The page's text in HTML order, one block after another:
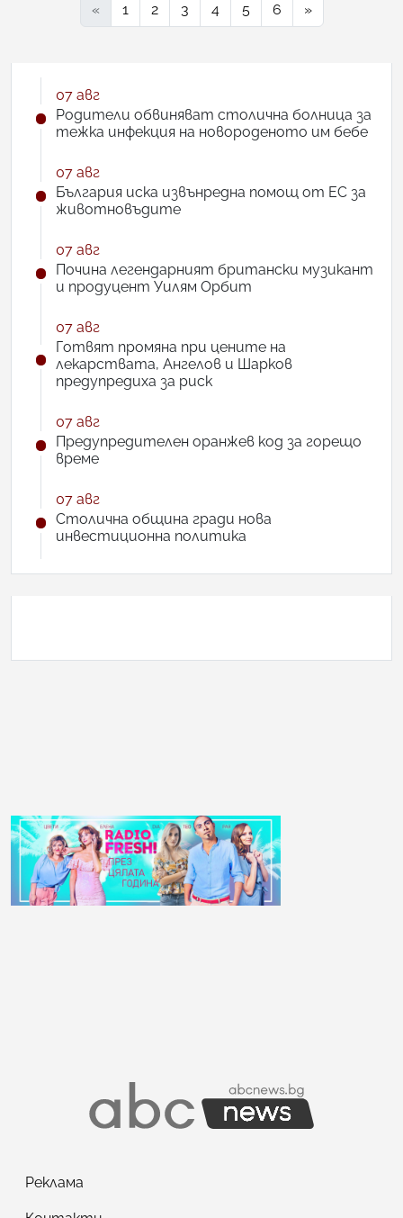
« 1 2 3 4 5 6 »
07 авг
Родители обвиняват столична болница за
тежка инфекция на новороденото им бебе
07 авг
България иска извънредна помощ от ЕС за
животновъдите
07 авг
Почина легендарният британски музикант
и продуцент Уилям Орбит
07 авг
Готвят промяна при цените на
лекарствата, Ангелов и Шарков
предупредиха за риск
07 авг
Предупредителен оранжев код за горещо
време
07 авг
Столична община гради нова
инвестиционна политика
Реклама